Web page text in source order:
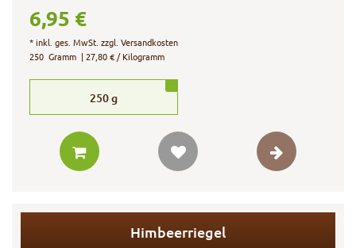
6,95 €
*inkl. ges. MwSt. zzgl.Versandkosten
250 Gramm | 27,80 € / Kilogramm
250g
Himbeerriegel